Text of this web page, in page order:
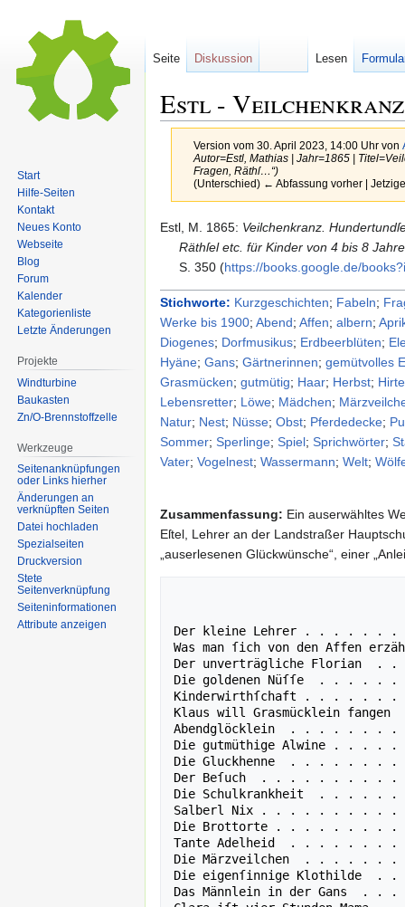
Estl -
Version vom 30. April 2023, 14:00 Uhr von
Autor=Estl, Mathias | Jahr=1865 |
Fragen, Räthſ…“)
(Unterschied) ← Abfassung vorher |
Zur
Navigation
springen
Zur
Suche
springen
Estl, M. 1865: Veilchenkranz.
Räthſel etc. für Kinder von 4 bis 8
S. 350 (https:/​/​books.​google.​de/​
Stichworte: Kurzgeschichten; Fabeln;
Werke bis 1900; Abend; Affen; albern;
Diogenes; Dorfmusikus; Erdbeerblüten;
Hyäne; Gans; Gärtnerinnen; gemütvolles
Grasmücken; gutmütig; Haar; Herbst;
Lebensretter; Löwe; Mädchen;
Natur; Nest; Nüsse; Obst; Pferdedecke;
Sommer; Sperlinge; Spiel; Sprichwörter;
Vater; Vogelnest; Wassermann; Welt;
Zusammenfassung: Ein auserwähltes
Eſtel, Lehrer an der Landstraßer
„auserlesenen Glückwünsche“, einer
Der kleine Lehrer . . .
Was man ſich von den
Der unverträgliche
Die goldenen Nüſſe  .
Kinderwirthſchaft . . . .
Klaus will Grasmücklein
Abendglöcklein  . . . . .
Die gutmüthige Alwine
Die Gluckhenne  . . . .
Der Beſuch  . . . . . . .
Die Schulkrankheit  . .
Salberl Nix . . . . . . . .
Die Brottorte . . . . . . .
Tante Adelheid  . . . . .
Die Märzveilchen  . . .
Die eigenſinnige
Das Männlein in der
Seite Diskussion Lesen
Start
Hilfe-Seiten
Kontakt
Neues Konto
Webseite
Blog
Forum
Kalender
Kategorienliste
Letzte Änderungen
Projekte
Windturbine
Baukasten
Zn/O-Brennstoffzelle
Werkzeuge
Seitenanknüpfungen
oder Links hierher
Änderungen an
verknüpften Seiten
Datei hochladen
Spezialseiten
Druckversion
Stete
Seitenverknüpfung
Seiten­informationen
Attribute anzeigen